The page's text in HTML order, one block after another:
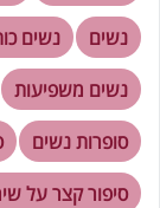
נשים
נשים
נשים משפיעות
סופרות נשים
סיפור קצר על